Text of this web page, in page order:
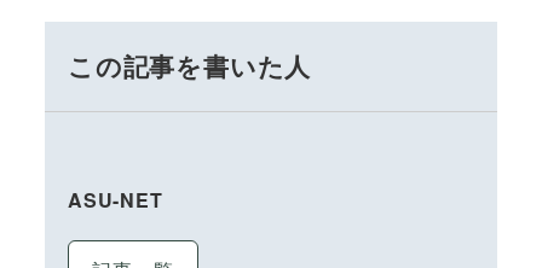
この記事を書いた人
ASU-NET